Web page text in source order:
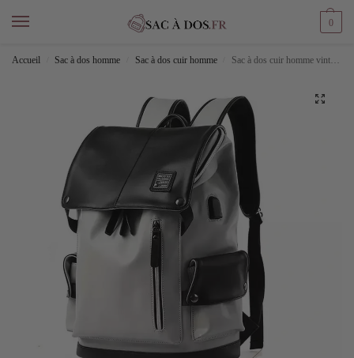
0
Accueil Sac à dos homme Sac à dos cuir homme Sac à dos cuir homme vintage